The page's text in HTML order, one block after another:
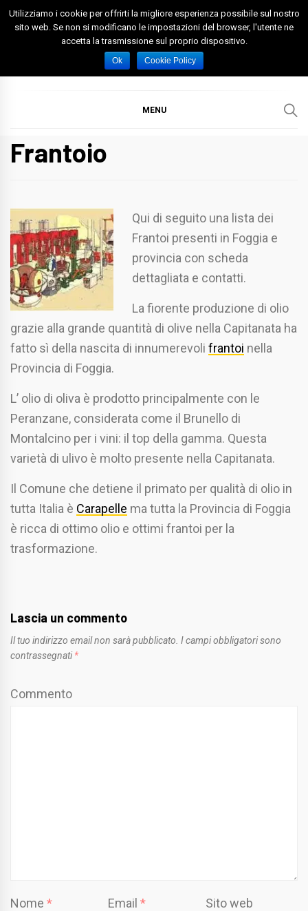
Skip
Spazio Foggia
Foggia News Calcio Eventi e Attività nella Capitanata
MENU
Frantoio
Qui di seguito una lista dei
Frantoi presenti in Foggia e
provincia con scheda
dettagliata e contatti.
La fiorente produzione di olio
grazie alla grande quantità di olive nella Capitanata ha
fatto sì della nascita di innumerevoli frantoi nella
Provincia di Foggia.
L’ olio di oliva è prodotto principalmente con le
Peranzane, considerata come il Brunello di
Montalcino per i vini: il top della gamma. Questa
varietà di ulivo è molto presente nella Capitanata.
Il Comune che detiene il primato per qualità di olio in
tutta Italia è Carapelle ma tutta la Provincia di Foggia
è ricca di ottimo olio e ottimi frantoi per la
trasformazione.
Lascia un commento
Il tuo indirizzo email non sarà pubblicato. I campi obbligatori sono
contrassegnati *
Commento
Nome * Email* Sito web
Utilizziamo i cookie per offrirti la migliore esperienza possibile sul nostro
sito web. Se non si modificano le impostazioni del browser, l'utente ne
accetta la trasmissione sul proprio dispositivo.
Ok Cookie Policy